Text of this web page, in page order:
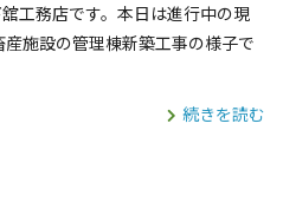
工務店です。本日は進行中の現
施設の管理棟新築工事の様子で
続きを読む